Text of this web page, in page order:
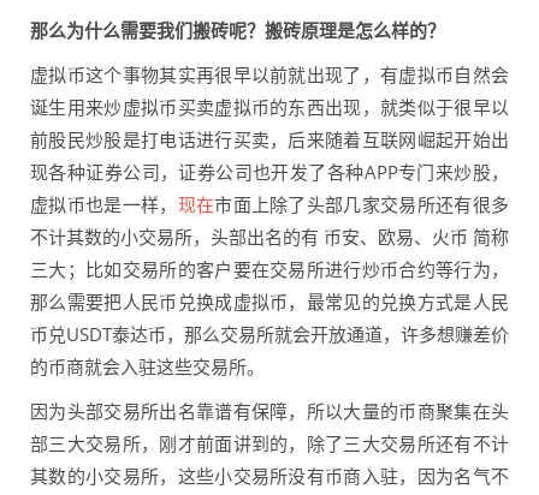
那么为什么需要我们搬砖呢？搬砖原理是怎么样的？
虚拟币这个事物其实再很早以前就出现了，有虚拟币自然会
诞生用来炒虚拟币买卖虚拟币的东西出现，就类似于很早以
前股民炒股是打电话进行买卖，后来随着互联网崛起开始出
现各种证券公司，证券公司也开发了各种APP专门来炒股，
虚拟币也是一样， 现在市面上除了头部几家交易所还有很多
不计其数的小交易所，头部出名的有 币安、欧易、火币 简称
三大；比如交易所的客户要在交易所进行炒币合约等行为，
那么需要把人民币兑换成虚拟币，最常见的兑换方式是人民
币兑USDT泰达币，那么交易所就会开放通道，许多想赚差价
的币商就会入驻这些交易所。
因为头部交易所出名靠谱有保障，所以大量的币商聚集在头
部三大交易所，刚才前面讲到的，除了三大交易所还有不计
其数的小交易所，这些小交易所没有币商入驻，因为名气不